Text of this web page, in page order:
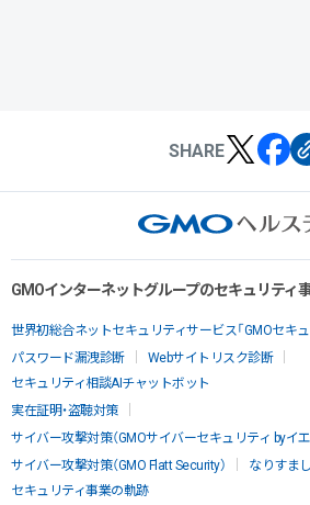
SHARE
GMOインターネットグループのセキュリティ
世界初総合ネットセキュリティサービス「GMOセキュ
パスワード漏洩診断
Webサイトリスク診断
セキュリティ相談AIチャットボット
実在証明・盗聴対策
サイバー攻撃対策（GMOサイバーセキュリティ byイエ
サイバー攻撃対策（GMO Flatt Security）
なりすま
セキュリティ事業の軌跡